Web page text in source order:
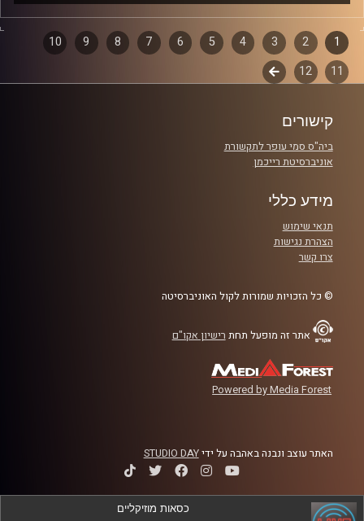
שעה של מוזיקה ישראלית עם ארגמן שפי רפלד
קרדיט תמונות:Elior Buchnik
דפדוף
פרקים
1
2
3
4
5
6
7
8
9
10
11
12
לשלב
קישורים
ביה"ס סמי עופר לתקשורת
אוניברסיטת רייכמן
מידע כללי
תנאי שימוש
הצהרת נגישות
צרו קשר
© כל הזכויות שמורות לקול האוניברסיטה
אתר זה מופעל תחת רישיון אקו"ם
Powered by Media Forest
האתר עוצב ונבנה באהבה על ידיSTUDIO DAY
כסאות מוזיקליים